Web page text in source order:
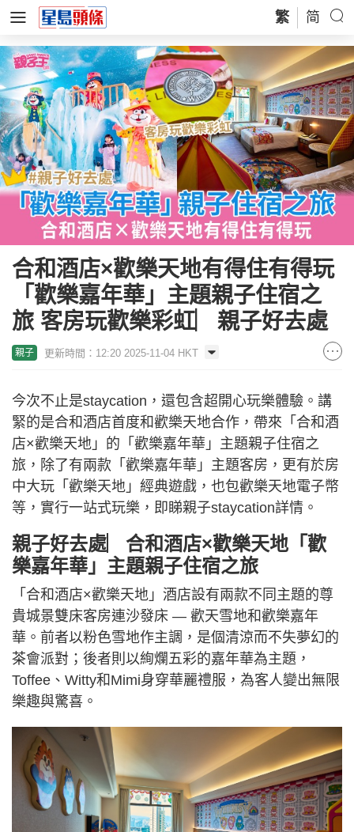
繁 简
合和酒店×歡樂天地有得住有得玩
「歡樂嘉年華」主題親子住宿之
旅 客房玩歡樂彩虹︳親子好去處
親子 更新時間：12:20 2025-11-04 HKT
今次不止是staycation，還包含超開心玩樂體驗。講
緊的是合和酒店首度和歡樂天地合作，帶來「合和酒
店×歡樂天地」的「歡樂嘉年華」主題親子住宿之
旅，除了有兩款「歡樂嘉年華」主題客房，更有於房
中大玩「歡樂天地」經典遊戲，也包歡樂天地電子幣
等，實行一站式玩樂，即睇親子staycation詳情。
親子好去處︳合和酒店×歡樂天地「歡
樂嘉年華」主題親子住宿之旅
「合和酒店×歡樂天地」酒店設有兩款不同主題的尊
貴城景雙床客房連沙發床 — 歡天雪地和歡樂嘉年
華。前者以粉色雪地作主調，是個清涼而不失夢幻的
茶會派對；後者則以絢爛五彩的嘉年華為主題，
Toffee、Witty和Mimi身穿華麗禮服，為客人變出無限
樂趣與驚喜。